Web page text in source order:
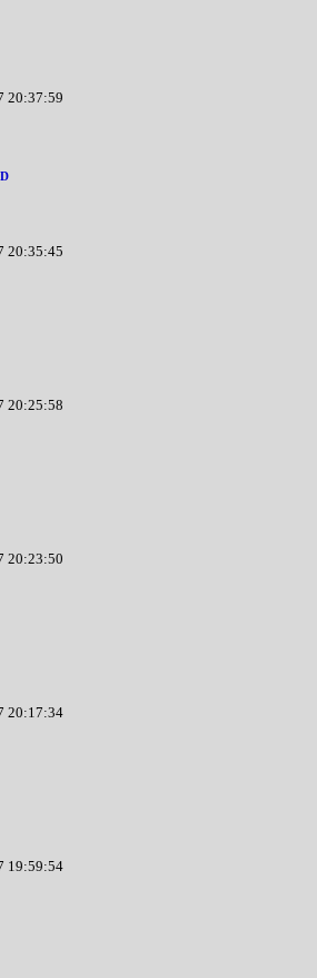
20:37:59
20:35:45
20:25:58
20:23:50
20:17:34
19:59:54